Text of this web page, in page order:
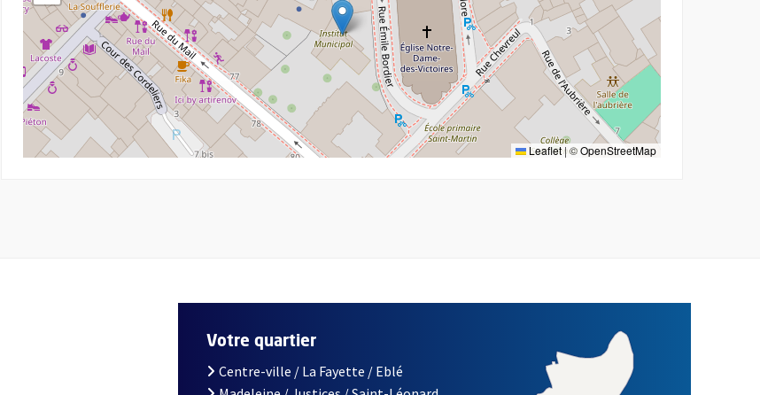
Leaflet|©OpenStreetMap
Votre quartier
Centre-ville / La Fayette / Eblé